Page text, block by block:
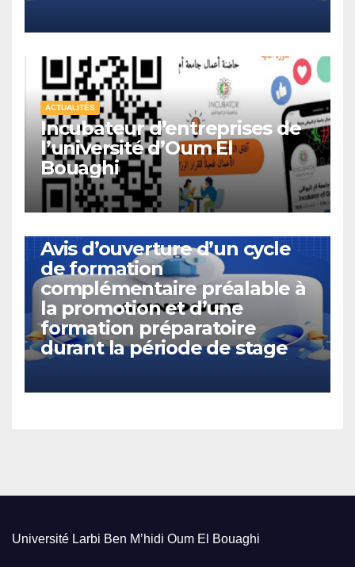
ACTUALITÉS
Incubateur d’entreprises de
l’université d’Oum El
Bouaghi
Avis d’ouverture d’un cycle
de formation
complémentaire préalable à
la promotion et d’une
formation préparatoire
durant la période de stage
Université Larbi Ben M’hidi Oum El Bouaghi